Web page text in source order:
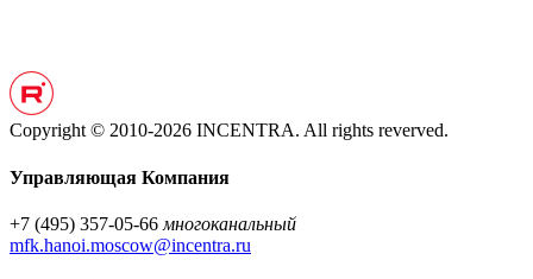
Copyright © 2010-2026 INCENTRA. All rights reverved.
Управляющая Компания
+7 (495) 357-05-66 многоканальный
mfk.hanoi.moscow@incentra.ru